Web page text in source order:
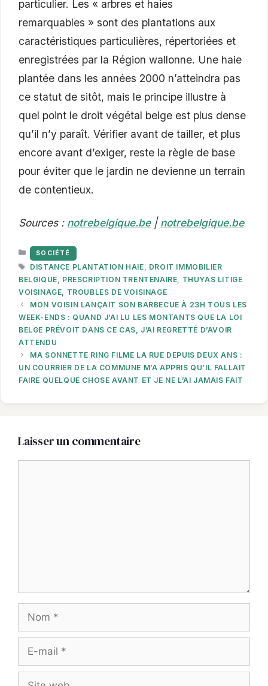
particulier. Les « arbres et haies
remarquables » sont des plantations aux
caractéristiques particulières, répertoriées et
enregistrées par la Région wallonne. Une haie
plantée dans les années 2000 n’atteindra pas
ce statut de sitôt, mais le principe illustre à
quel point le droit végétal belge est plus dense
qu’il n’y paraît. Vérifier avant de tailler, et plus
encore avant d’exiger, reste la règle de base
pour éviter que le jardin ne devienne un terrain
de contentieux.
Sources : notrebelgique.be|notrebelgique.be
CATÉGORIES
SOCIÉTÉ
ÉTIQUETTES
DISTANCE PLANTATION HAIE
DROIT IMMOBILIER
BELGIQUE
PRESCRIPTION TRENTENAIRE
THUYAS LITIGE
VOISINAGE
TROUBLES DE VOISINAGE
MON VOISIN LANÇAIT SON BARBECUE À 23H TOUS LES
WEEK-ENDS : QUAND J’AI LU LES MONTANTS QUE LA LOI
BELGE PRÉVOIT DANS CE CAS, J’AI REGRETTÉ D’AVOIR
ATTENDU
MA SONNETTE RING FILME LA RUE DEPUIS DEUX ANS :
UN COURRIER DE LA COMMUNE M’A APPRIS QU’IL FALLAIT
FAIRE QUELQUE CHOSE AVANT ET JE NE L’AI JAMAIS FAIT
Laisser un commentaire
Nom
Site